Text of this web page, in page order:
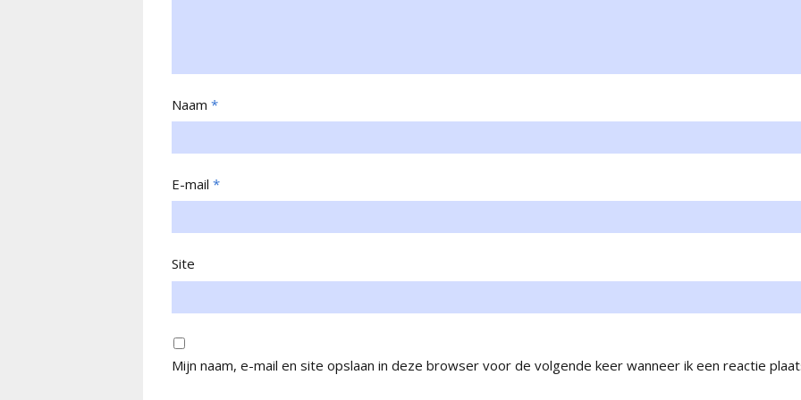
Naam *
E-mail *
Site
Mijn naam, e-mail en site opslaan in deze browser voor de volgende keer wanneer ik een reactie